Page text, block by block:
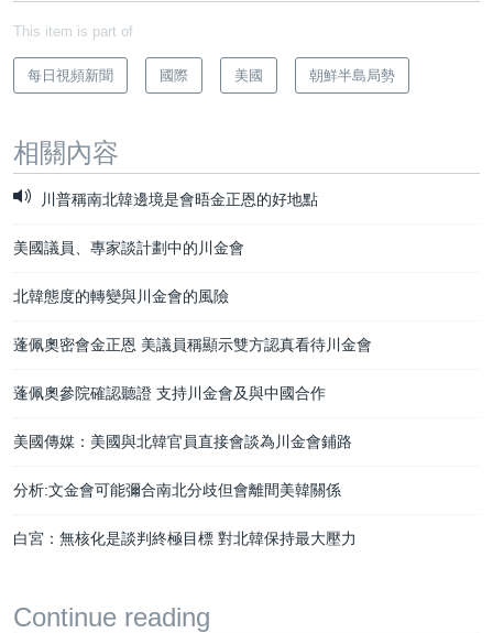
This item is part of
每日視頻新聞 國際 美國 朝鮮半島局勢
相關內容
川普稱南北韓邊境是會晤金正恩的好地點
美國議員、專家談計劃中的川金會
北韓態度的轉變與川金會的風險
蓬佩奧密會金正恩 美議員稱顯示雙方認真看待川金會
蓬佩奧參院確認聽證 支持川金會及與中國合作
美國傳媒：美國與北韓官員直接會談為川金會鋪路
分析:文金會可能彌合南北分歧但會離間美韓關係
白宮：無核化是談判終極目標 對北韓保持最大壓力
Continue reading